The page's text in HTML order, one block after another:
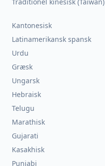
Kantonesisk
Latinamerikansk spansk
Urdu
Græsk
Ungarsk
Hebraisk
Telugu
Marathisk
Gujarati
Kasakhisk
Punjabi